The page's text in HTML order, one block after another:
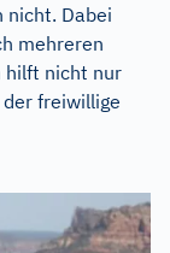
nicht. Dabei
mehreren
hilft nicht nur
freiwillige